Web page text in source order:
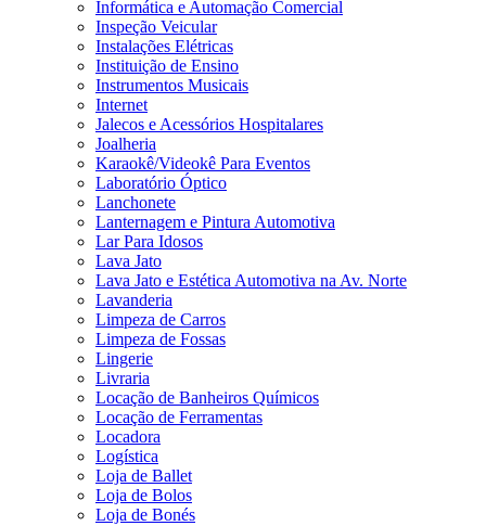
Informática e Automação Comercial
Inspeção Veicular
Instalações Elétricas
Instituição de Ensino
Instrumentos Musicais
Internet
Jalecos e Acessórios Hospitalares
Joalheria
Karaokê/Videokê Para Eventos
Laboratório Óptico
Lanchonete
Lanternagem e Pintura Automotiva
Lar Para Idosos
Lava Jato
Lava Jato e Estética Automotiva na Av. Norte
Lavanderia
Limpeza de Carros
Limpeza de Fossas
Lingerie
Livraria
Locação de Banheiros Químicos
Locação de Ferramentas
Locadora
Logística
Loja de Ballet
Loja de Bolos
Loja de Bonés